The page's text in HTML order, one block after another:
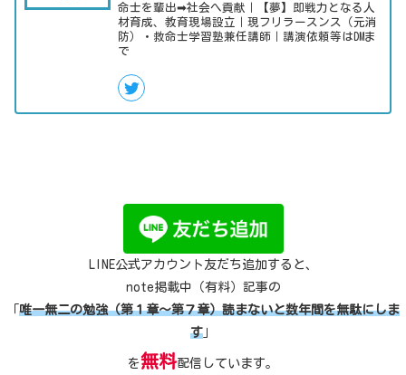
命士を輩出➡社会へ貢献｜【夢】即戦力となる人
材育成、教育現場設立｜現フリラースンス（元消
防）・救命士学習塾兼任講師｜講演依頼等はDMま
で
LINE公式アカウント友だち追加すると、
note掲載中（有料）記事の
唯一無二の勉強（第１章～第７章）読まないと数年間を無駄にしま
す
を無料配信しています。